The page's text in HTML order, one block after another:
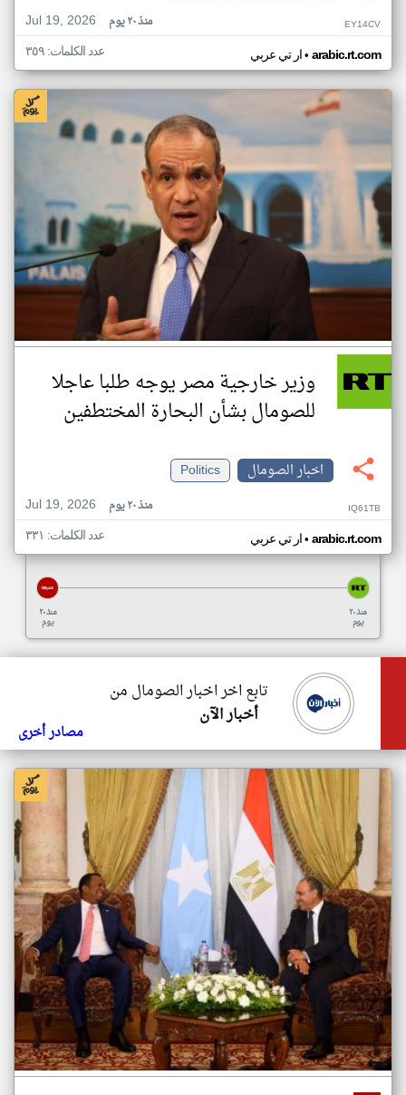
Jul 19, 2026
منذ ٢٠ يوم EY14CV
ار تي عربي• arabic.rt.com عدد الكلمات: ٣٥٩
وزير خارجية مصر يوجه طلبا عاجلا
للصومال بشأن البحارة المختطفين
اخبار الصومال
Politics
Jul 19, 2026
منذ ٢٠ يوم IQ61TB
ار تي عربي• arabic.rt.com عدد الكلمات: ٣٣١
منذ ٢٠
يوم
منذ ٢٠
يوم
تابع اخر اخبار الصومال من
أخبار الآن
مصادر أخرى